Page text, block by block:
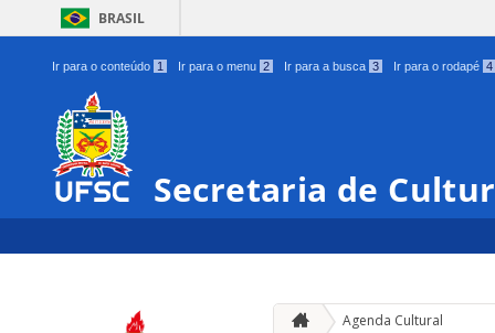
BRASIL
Ir para o conteúdo 1 Ir para o menu 2 Ir para a busca 3 Ir para o rodapé 4
Secretaria de
Agenda Cultural